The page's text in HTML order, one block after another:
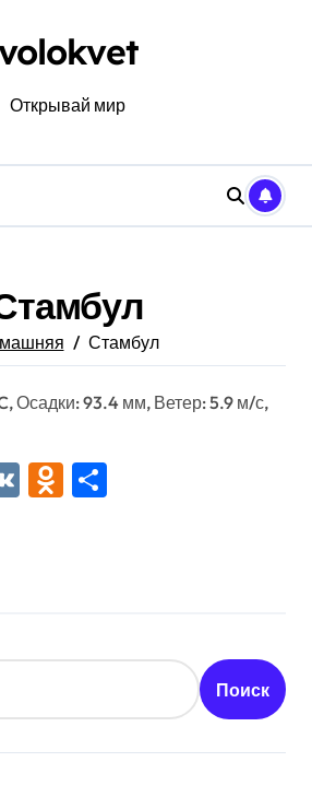
Открывай мир
Стамбул
Осадки: 93.4 мм, Ветер: 5.9 м/с,
VK Odnoklassniki
Поиск